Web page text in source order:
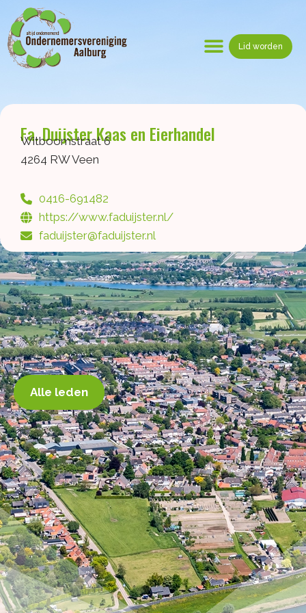
naar
de
inhoud
Lid worden
Fa. Duijster Kaas en Eierhandel
Witboomstraat 6
4264 RW Veen
0416-691482
https://www.faduijster.nl/
faduijster@faduijster.nl
Alle leden